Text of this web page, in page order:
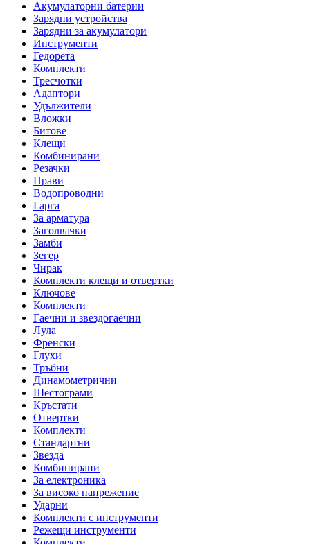
Акумулаторни батерии
Зарядни устройства
Зарядни за акумулатори
Инструменти
Гедорета
Комплекти
Тресчотки
Адаптори
Удължители
Вложки
Битове
Клещи
Комбинирани
Резачки
Прави
Водопроводни
Гарга
За арматура
Заголвачки
Замби
Зегер
Чирак
Комплекти клещи и отвертки
Ключове
Комплекти
Гаечни и звездогаечни
Лула
Френски
Глухи
Тръбни
Динамометрични
Шестограми
Кръстати
Отвертки
Комплекти
Стандартни
Звезда
Комбинирани
За електроника
За високо напрежение
Ударни
Комплекти с инструменти
Режещи инструменти